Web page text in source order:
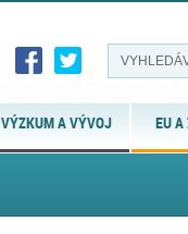
VÝZKUM A VÝVOJ EU